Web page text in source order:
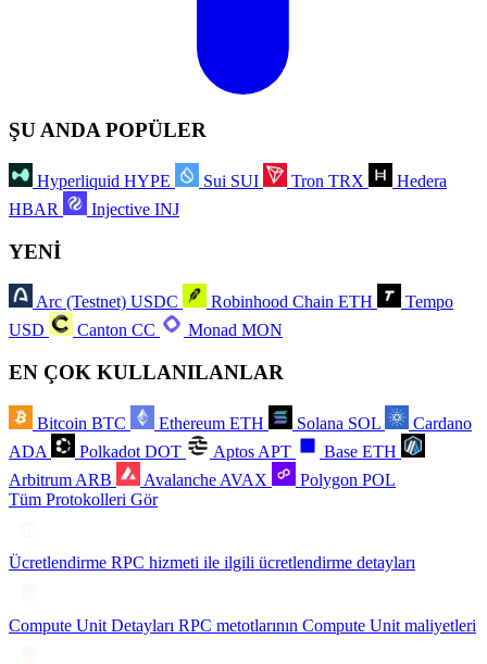
ŞU ANDA POPÜLER
Hyperliquid HYPE Sui SUI Tron TRX
Hedera
HBAR
Injective INJ
YENİ
Arc (Testnet) USDC Robinhood Chain ETH
Tempo
USD
Canton CC Monad MON
EN ÇOK KULLANILANLAR
Bitcoin BTC Ethereum ETH Solana SOL
Cardano
ADA
Polkadot DOT Aptos APT Base ETH
Arbitrum ARB Avalanche AVAX Polygon POL
Tüm Protokolleri Gör
Ücretlendirme RPC hizmeti ile ilgili ücretlendirme detayları
Compute Unit Detayları RPC metotlarının Compute Unit maliyetleri